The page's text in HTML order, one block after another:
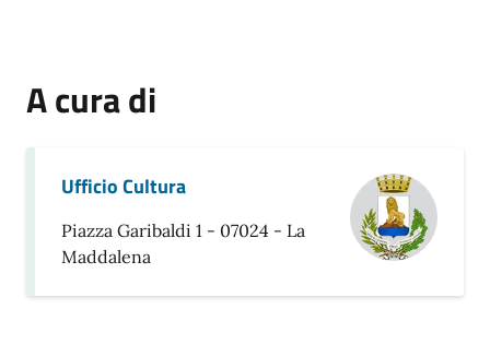
A cura di
Ufficio Cultura
Piazza Garibaldi 1 - 07024 - La
Maddalena